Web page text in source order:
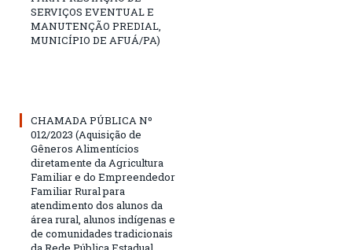
SERVIÇOS EVENTUAL E
MANUTENÇÃO PREDIAL,
MUNICÍPIO DE AFUÁ/PA)
CHAMADA PÚBLICA Nº
012/2023 (Aquisição de
Gêneros Alimentícios
diretamente da Agricultura
Familiar e do Empreendedor
Familiar Rural para
atendimento dos alunos da
área rural, alunos indígenas e
de comunidades tradicionais